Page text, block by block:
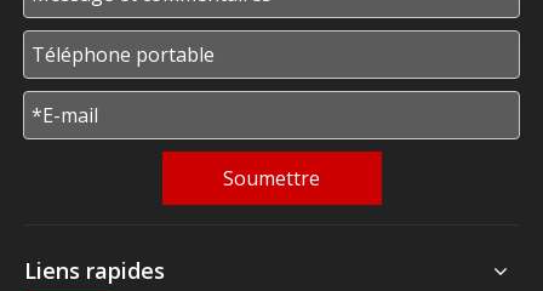
Soumettre
Liens rapides